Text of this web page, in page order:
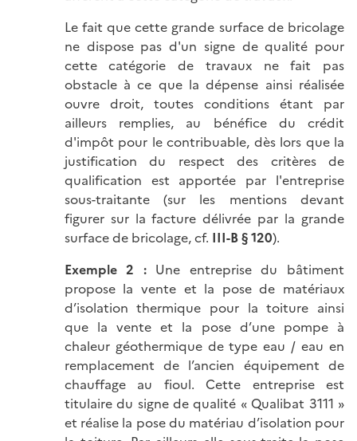
Le fait que cette grande surface de bricolage
ne dispose pas d'un signe de qualité pour
cette catégorie de travaux ne fait pas
obstacle à ce que la dépense ainsi réalisée
ouvre droit, toutes conditions étant par
ailleurs remplies, au bénéfice du crédit
d'impôt pour le contribuable, dès lors que la
justification du respect des critères de
qualification est apportée par l'entreprise
sous-traitante (sur les mentions devant
figurer sur la facture délivrée par la grande
surface de bricolage, cf. III-B § 120).
Exemple 2 : Une entreprise du bâtiment
propose la vente et la pose de matériaux
d’isolation thermique pour la toiture ainsi
que la vente et la pose d’une pompe à
chaleur géothermique de type eau / eau en
remplacement de l’ancien équipement de
chauffage au fioul. Cette entreprise est
titulaire du signe de qualité « Qualibat 3111 »
et réalise la pose du matériau d’isolation pour